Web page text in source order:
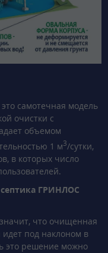
самотечная модель
очистки с
объемом
1 м3/сутки,
в которых число
ГРИНЛОС
что очищенная
идет под наклоном в
это решение можно